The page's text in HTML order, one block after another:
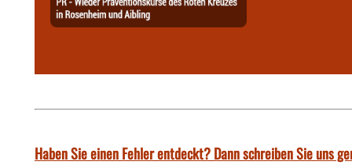
Haben Sie einen Fehler entdeckt? Dann schreiben Sie uns